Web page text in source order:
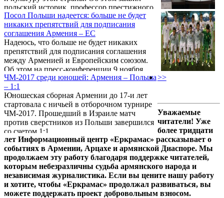
польский историк, профессор престижного
Ягеллонского университета Кракова
Кшиштоф Стопка в интервью сайту
Scholarm.com. С полной версией интервью
можно ознакомиться здесь
(http://scholarm.com/pages/interview/14).
Посол Польши надеется: больше не будет
никаких препятствий для подписания
соглашения Армения – ЕС
Надеюсь, что больше не будет никаких
препятствий для подписания соглашения
между Арменией и Европейским союзом.
Об этом на пресс-конференции 9 ноября
заявил Чрезвычайный и полномочный
посол Польши в Армении Ежи Марек
Новаковски.
ЧМ-2017 среди юношей: Армения – Польша
– 1:1
Юношеская сборная Армении до 17-и лет
стартовала с ничьей в отборочном турнире
ЧМ-2017. Прошедший в Израиле матч
против сверстников из Польши завершился
со счетом 1:1.
>>
Уважаемые
читатели! Уже
более тридцати
лет Информационный центр «Еркрамас» рассказывает о
событиях в Армении, Арцахе и армянской Диаспоре. Мы
продолжаем эту работу благодаря поддержке читателей,
которым небезразличны судьба армянского народа и
независимая журналистика. Если вы цените нашу работу
и хотите, чтобы «Еркрамас» продолжал развиваться, вы
можете поддержать проект добровольным взносом.